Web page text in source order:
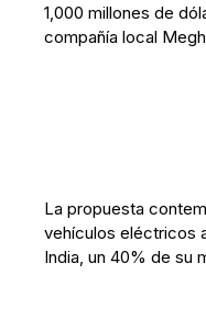
1,000 millones de
compañía local
La propuesta
vehículos eléctricos
India, un 40% de su